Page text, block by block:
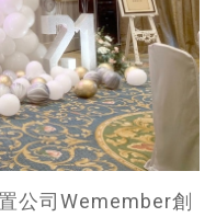
公司Wemember創